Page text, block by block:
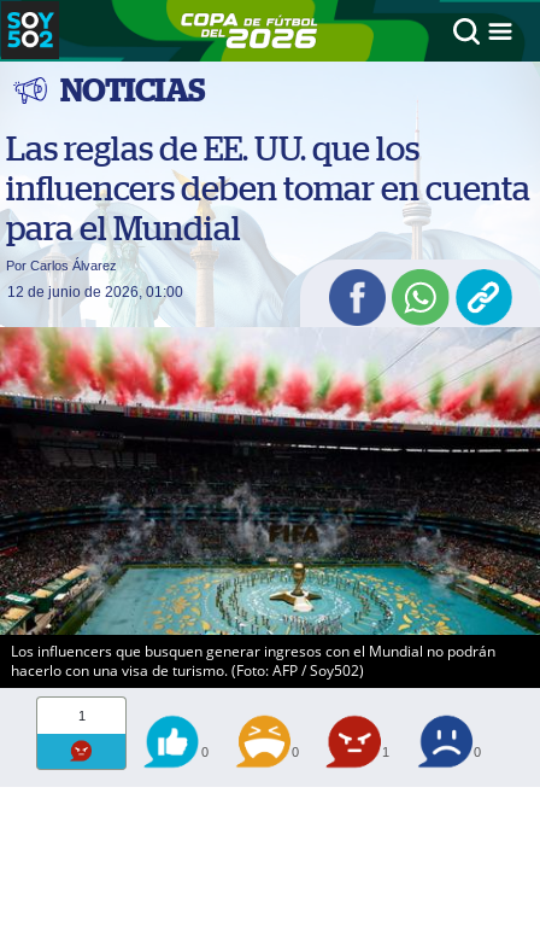
NOTICIAS
Las reglas de EE. UU. que los
influencers deben tomar en cuenta
para el Mundial
Por Carlos Álvarez
12 de junio de 2026, 01:00
Los influencers que busquen generar ingresos con el Mundial no podrán
hacerlo con una visa de turismo. (Foto: AFP / Soy502)
1
0 0 1 0